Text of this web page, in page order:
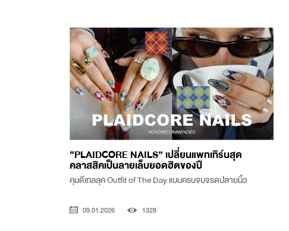
“PLAIDCORE NAILS” เปลี่ยนแพทเทิร์นสุด
คลาสสิคเป็นลายเล็บยอดฮิตของปี
คุมดีเทลลุค Outfit of The Day แบบครบจบจรดปลายนิ้ว
09.01.2026 1328